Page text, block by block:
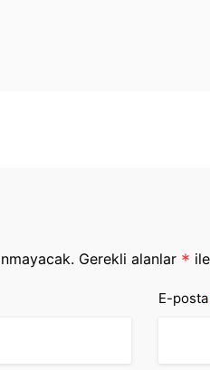
Gerekli alanlar *
E-posta